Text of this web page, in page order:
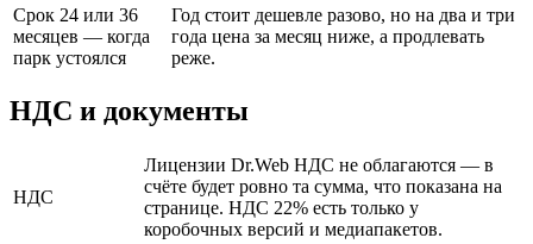
Срок 24 или 36
месяцев — когда
парк устоялся
Год стоит дешевле разово, но на два и три
года цена за месяц ниже, а продлевать
реже.
НДС и документы
НДС
Лицензии Dr.Web НДС не облагаются — в
счёте будет ровно та сумма, что показана на
странице. НДС 22% есть только у
коробочных версий и медиапакетов.